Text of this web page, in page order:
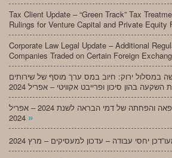
Tax Client Update – “Green Track” Tax
Rulings for Venture Capital and Private Equity
Corporate Law Legal Update – Additional
Companies Traded on Certain Foreign
במסלול ירוק: חיוב במס ערך מוסף של שירותים
מעו”דכן יחסי עבודה – הקפאה והפחתה של דמי הבראה לשנת 2024 – אפריל
»